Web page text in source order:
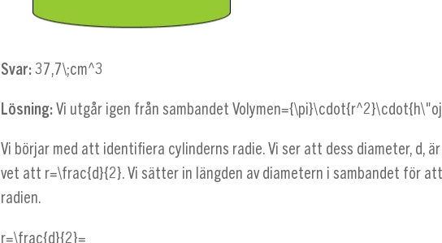
Svar: 37,7\;cm^3
Lösning: Vi utgår igen från sambandet
Vi börjar med att identifiera cylinderns radie. Vi ser att dess diameter, d,
vet att r=\frac{d}{2}. Vi sätter in längden av diametern i sambandet för
radien.
r=\frac{d}{2}=